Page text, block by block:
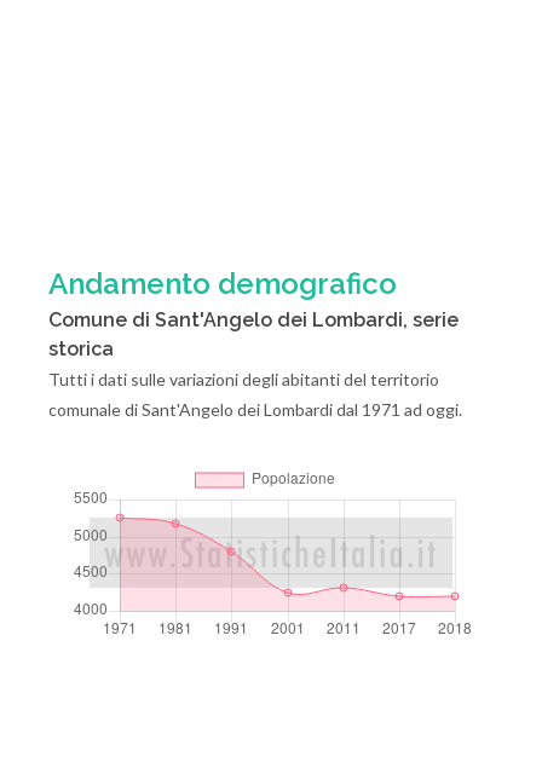
Andamento demografico
Comune di Sant'Angelo dei Lombardi, serie
storica
Tutti i dati sulle variazioni degli abitanti del territorio
comunale di Sant'Angelo dei Lombardi dal 1971 ad oggi.